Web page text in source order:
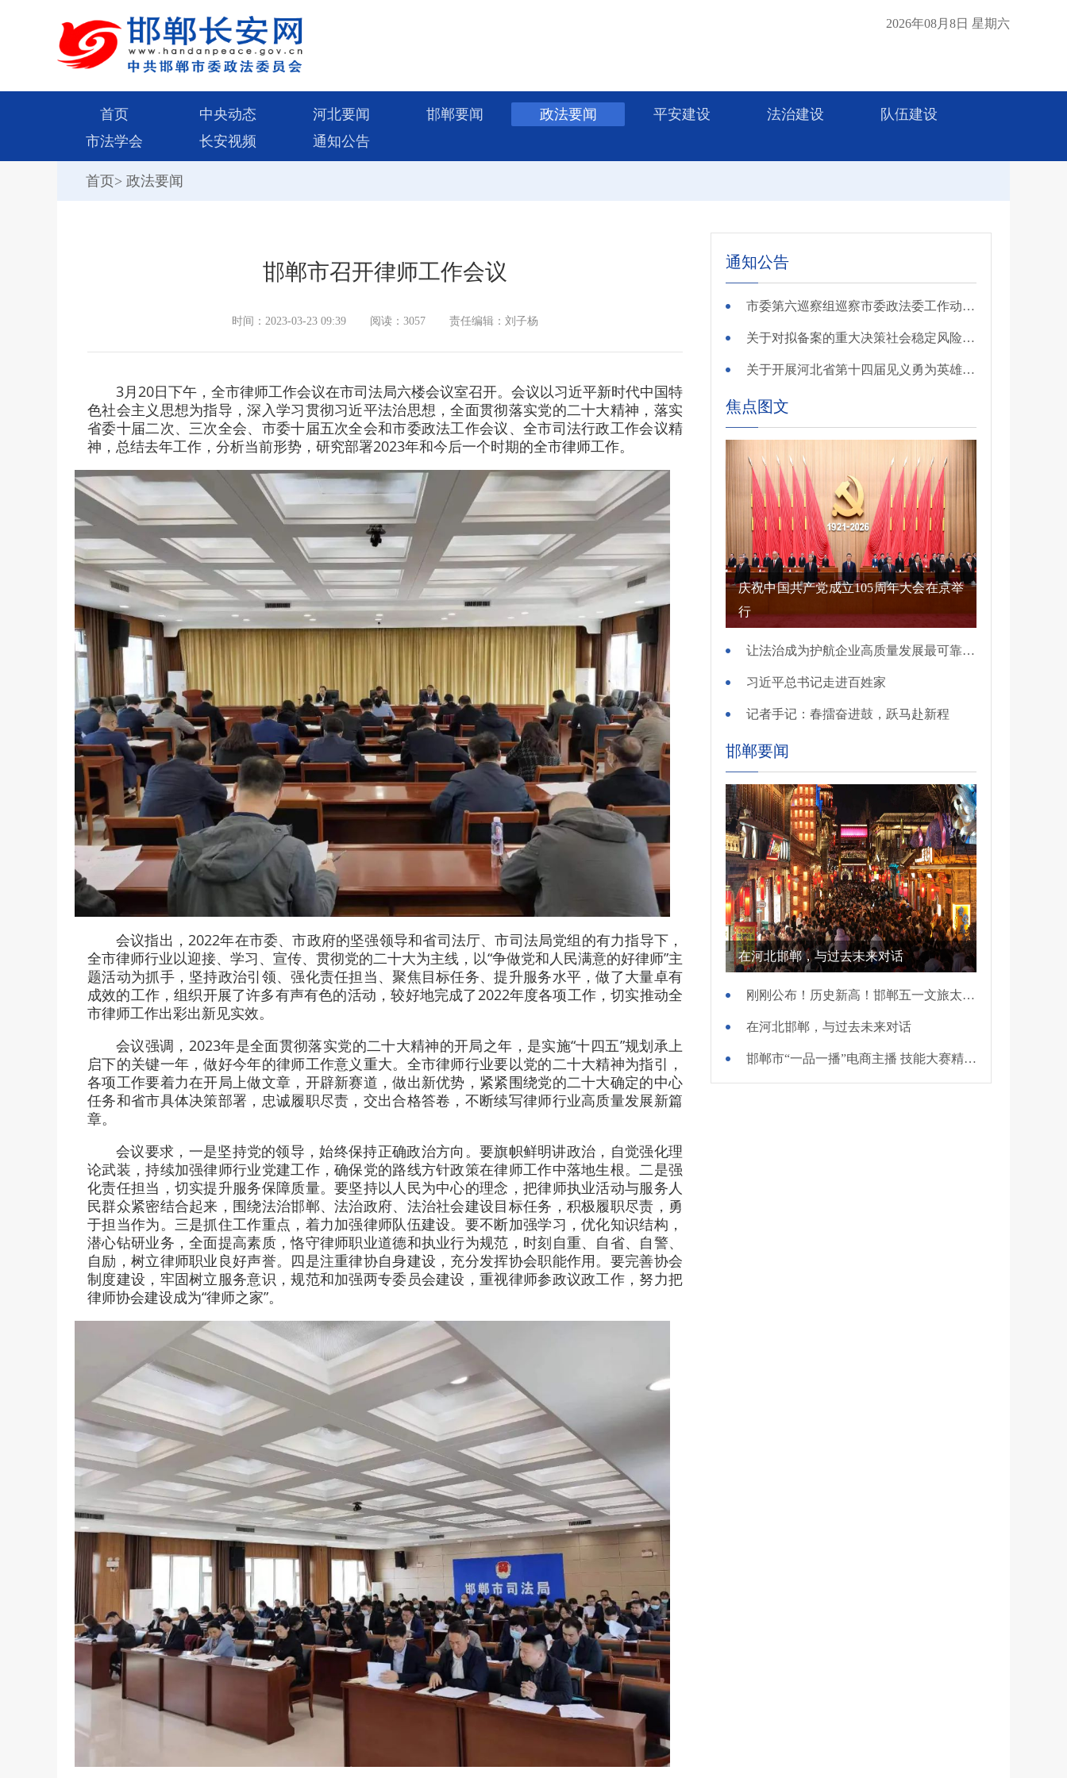
2026年08月8日 星期六
首页 中央动态 河北要闻 邯郸要闻 政法要闻 平安建设 法治建设
队伍建设
市法学会
长安视频 通知公告
首页> 政法要闻
邯郸市召开律师工作会议
时间：2023-03-23 09:39 阅读：3057 责任编辑：刘子杨
3月20日下午，全市律师工作会议在市司法局六楼会议室召开。会议以习近平新时代中国特
色社会主义思想为指导，深入学习贯彻习近平法治思想，全面贯彻落实党的二十大精神，落实
省委十届二次、三次全会、市委十届五次全会和市委政法工作会议、全市司法行政工作会议精
神，总结去年工作，分析当前形势，研究部署2023年和今后一个时期的全市律师工作。
会议指出，2022年在市委、市政府的坚强领导和省司法厅、市司法局党组的有力指导下，
全市律师行业以迎接、学习、宣传、贯彻党的二十大为主线，以“争做党和人民满意的好律师”主
题活动为抓手，坚持政治引领、强化责任担当、聚焦目标任务、提升服务水平，做了大量卓有
成效的工作，组织开展了许多有声有色的活动，较好地完成了2022年度各项工作，切实推动全
市律师工作出彩出新见实效。
会议强调，2023年是全面贯彻落实党的二十大精神的开局之年，是实施“十四五”规划承上
启下的关键一年，做好今年的律师工作意义重大。全市律师行业要以党的二十大精神为指引，
各项工作要着力在开局上做文章，开辟新赛道，做出新优势，紧紧围绕党的二十大确定的中心
任务和省市具体决策部署，忠诚履职尽责，交出合格答卷，不断续写律师行业高质量发展新篇
章。
会议要求，一是坚持党的领导，始终保持正确政治方向。要旗帜鲜明讲政治，自觉强化理
论武装，持续加强律师行业党建工作，确保党的路线方针政策在律师工作中落地生根。二是强
化责任担当，切实提升服务保障质量。要坚持以人民为中心的理念，把律师执业活动与服务人
民群众紧密结合起来，围绕法治邯郸、法治政府、法治社会建设目标任务，积极履职尽责，勇
于担当作为。三是抓住工作重点，着力加强律师队伍建设。要不断加强学习，优化知识结构，
潜心钻研业务，全面提高素质，恪守律师职业道德和执业行为规范，时刻自重、自省、自警、
自励，树立律师职业良好声誉。四是注重律协自身建设，充分发挥协会职能作用。要完善协会
制度建设，牢固树立服务意识，规范和加强两专委员会建设，重视律师参政议政工作，努力把
律师协会建设成为“律师之家”。
通知公告
市委第六巡察组巡察市委政法委工作动员会召开
关于对拟备案的重大决策社会稳定风险评估第三方机构进行公示的公告
关于开展河北省第十四届见义勇为英雄 （群体）评选的公示
焦点图文
庆祝中国共产党成立105周年大会在京举
行
让法治成为护航企业高质量发展最可靠保障——国新办发布会介绍规范涉企行政执法专项行动有关情况
习近平总书记走进百姓家
记者手记：春擂奋进鼓，跃马赴新程
邯郸要闻
在河北邯郸，与过去未来对话
刚刚公布！历史新高！邯郸五一文旅太火爆！
在河北邯郸，与过去未来对话
邯郸市“一品一播”电商主播 技能大赛精彩开赛